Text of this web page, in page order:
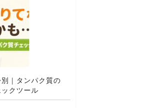
｜タンパク質の
クツール